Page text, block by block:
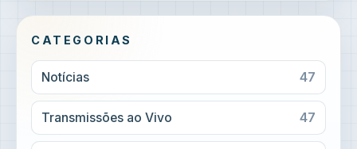
CATEGORIAS
Notícias 47
Transmissões ao Vivo 47